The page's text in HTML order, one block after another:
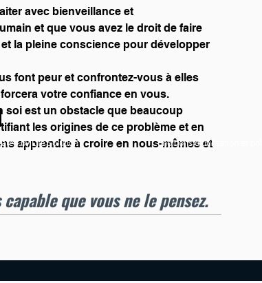
avec bienveillance et
et que vous avez le droit de faire
la pleine conscience pour développer
font peur et confrontez-vous à elles
votre confiance en vous.
soi est un obstacle que beaucoup
les origines de ce problème et en
apprendre à croire en nous-mêmes et
que vous ne le pensez.
by Life Solution Conditions d'utilisation et